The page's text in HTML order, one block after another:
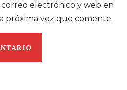
electrónico y web en
próxima vez que comente.